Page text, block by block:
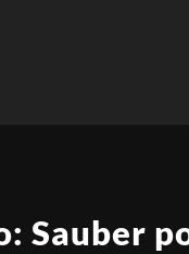
Sauber